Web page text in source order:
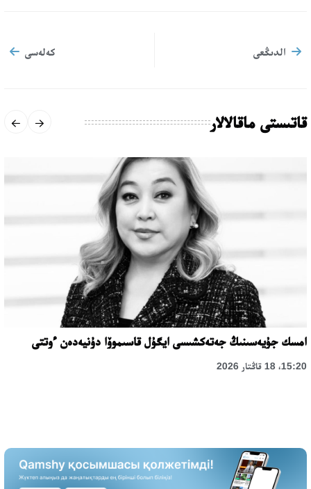
الدىڭعى كەلەسى
قاتىستى ماقالالار
امسك جۇيەسىنىڭ جەتەكشىسى ايگۇل قاسىموۆا دۇنيەدەن ءوتتى
15:20، 18 قاڭتار 2026